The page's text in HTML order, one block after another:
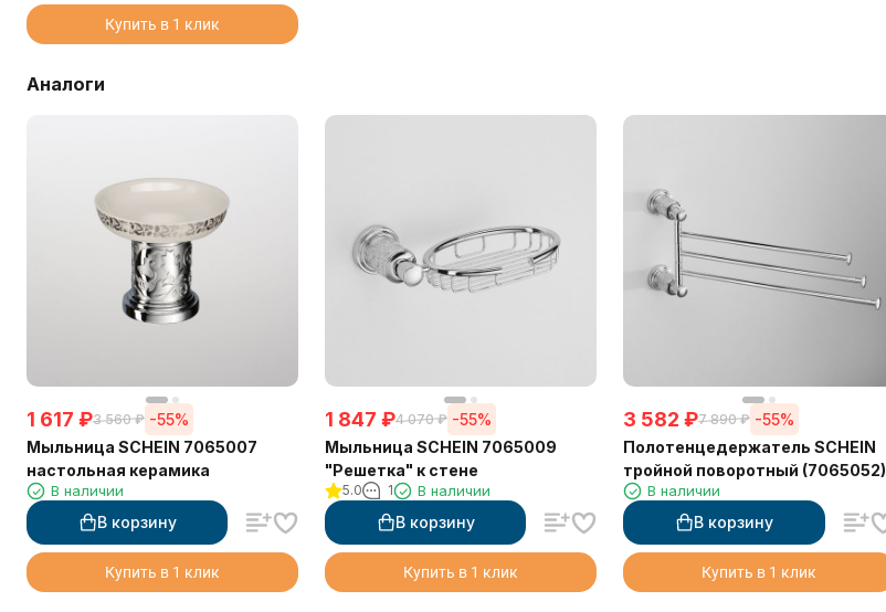
Купить в 1 клик
Аналоги
1 617 ₽3 560 ₽ -55%
Мыльница SCHEIN 7065007
настольная керамика
В наличии
В корзину
Купить в 1 клик
1 847 ₽4 070 ₽ -55%
Мыльница SCHEIN 7065009
"Решетка" к стене
5.0 1 В наличии
В корзину
Купить в 1 клик
3 582 ₽7 890 ₽ -55%
Полотенцедержатель SCHEIN
тройной поворотный (7065052)
В наличии
В корзину
Купить в 1 клик